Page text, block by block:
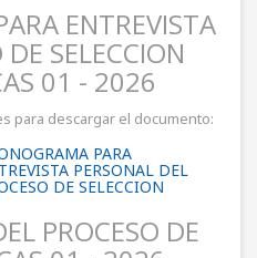
ENTREVISTA
SELECCION
01 - 2026
para descargar el documento:
PARA
PERSONAL DEL
DE SELECCION
PROCESO DE